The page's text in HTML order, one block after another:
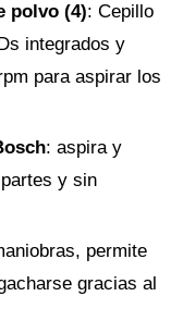
polvo (4): Cepillo
integrados y
para aspirar los
: aspira y
y sin
permite
gracias al